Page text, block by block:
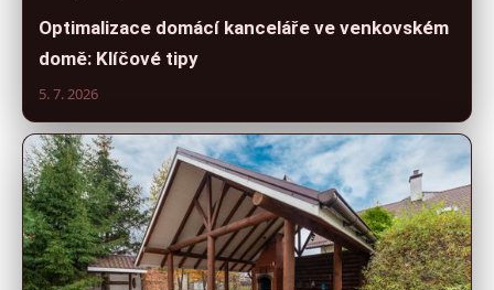
Optimalizace domácí kanceláře ve venkovském
domě: Klíčové tipy
5. 7. 2026